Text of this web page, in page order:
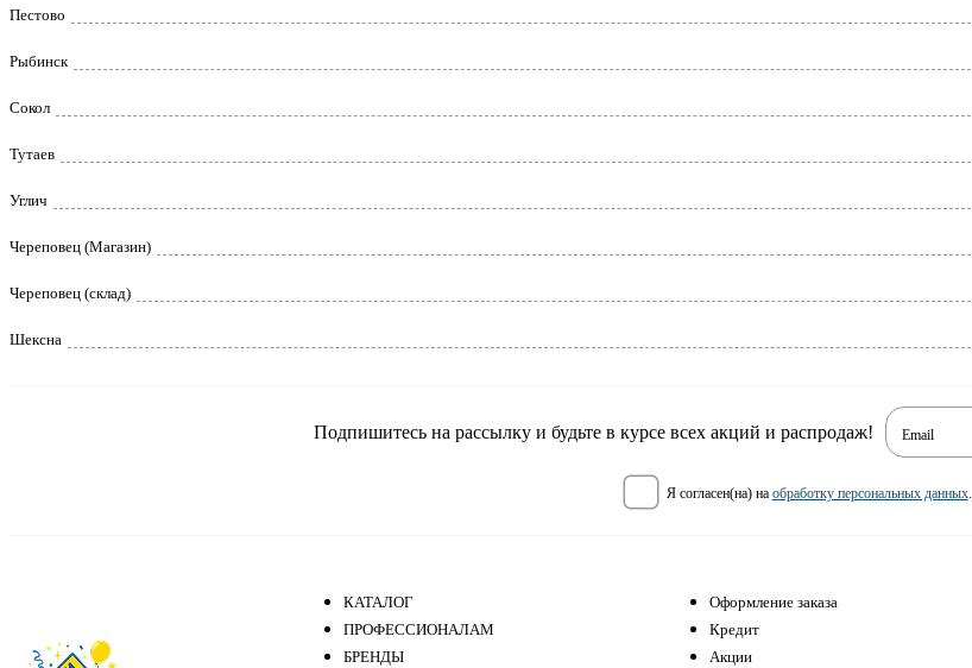
Пестово
Рыбинск
Сокол
Тутаев
Углич
Череповец (Магазин)
Череповец (склад)
Шексна
Подпишитесь на рассылку и будьте в курсе всех акций и распродаж! Email
я согласен(на) на обработку персональных данных.
КАТАЛОГ
ПРОФЕССИОНАЛАМ
БРЕНДЫ
Оформление заказа
Кредит
Акции